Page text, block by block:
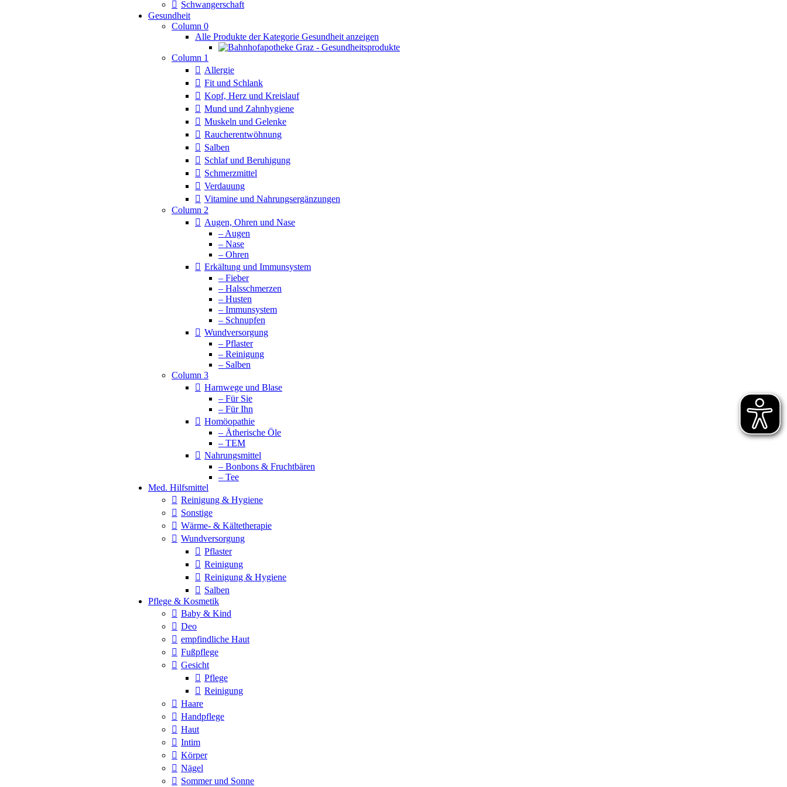
Schwangerschaft
Gesundheit
Column 0
Alle Produkte der Kategorie Gesundheit anzeigen
Column 1
Allergie
Fit und Schlank
Kopf, Herz und Kreislauf
Mund und Zahnhygiene
Muskeln und Gelenke
Raucherentwöhnung
Salben
Schlaf und Beruhigung
Schmerzmittel
Verdauung
Vitamine und Nahrungsergänzungen
Column 2
Augen, Ohren und Nase
– Augen
– Nase
– Ohren
Erkältung und Immunsystem
– Fieber
– Halsschmerzen
– Husten
– Immunsystem
– Schnupfen
Wundversorgung
– Pflaster
– Reinigung
– Salben
Column 3
Harnwege und Blase
– Für Sie
– Für Ihn
Homöopathie
– Ätherische Öle
– TEM
Nahrungsmittel
– Bonbons & Fruchtbären
– Tee
Med. Hilfsmittel
Reinigung & Hygiene
Sonstige
Wärme- & Kältetherapie
Wundversorgung
Pflaster
Reinigung
Reinigung & Hygiene
Salben
Pflege & Kosmetik
Baby & Kind
Deo
empfindliche Haut
Fußpflege
Gesicht
Pflege
Reinigung
Haare
Handpflege
Haut
Intim
Körper
Nägel
Sommer und Sonne